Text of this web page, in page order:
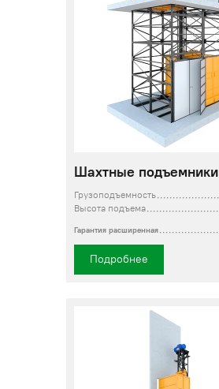
Шахтные подъемники
Грузоподъемность
Высота подъема
Гарантия расширенная
Подробнее